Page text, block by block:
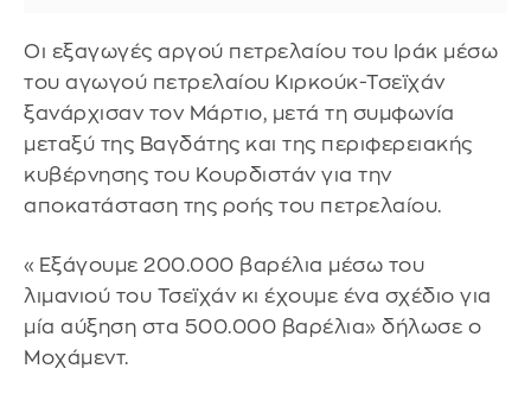
Οι εξαγωγές αργού πετρελαίου του Ιράκ μέσω
του αγωγού πετρελαίου Κιρκούκ-Τσεϊχάν
ξανάρχισαν τον Μάρτιο, μετά τη συμφωνία
μεταξύ της Βαγδάτης και της περιφερειακής
κυβέρνησης του Κουρδιστάν για την
αποκατάσταση της ροής του πετρελαίου.
«Εξάγουμε 200.000 βαρέλια μέσω του
λιμανιού του Τσεϊχάν κι έχουμε ένα σχέδιο για
μία αύξηση στα 500.000 βαρέλια» δήλωσε ο
Μοχάμεντ.